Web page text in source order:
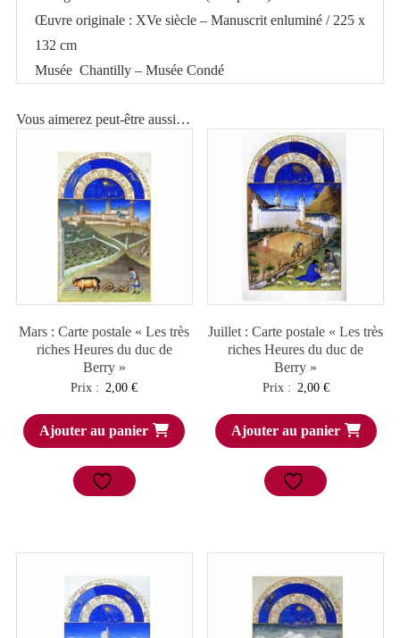
Œuvre originale : XVe siècle – Manuscrit enluminé / 225 x
132 cm
Musée Chantilly – Musée Condé
Vous aimerez peut-être aussi…
Mars : Carte postale « Les très
riches Heures du duc de
Berry »
Prix : 2,00€
Ajouter au panier
Juillet : Carte postale « Les très
riches Heures du duc de
Berry »
Prix : 2,00 €
Ajouter au panier